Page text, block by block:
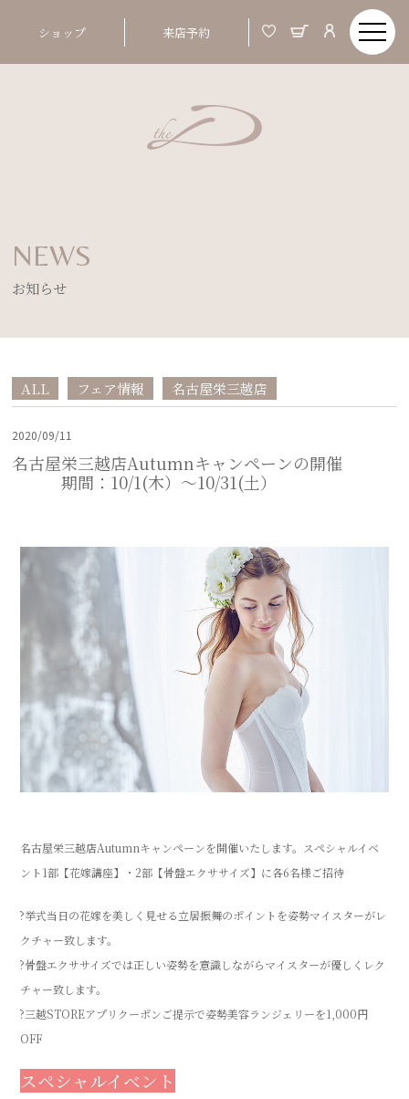
ショップ 来店予約
NEWS
お知らせ
ALL フェア情報 名古屋栄三越店
2020/09/11
名古屋栄三越店Autumnキャンペーンの開催
期間：10/1(木）～10/31(土）
名古屋栄三越店Autumnキャンペーンを開催いたします。スペシャルイベ
ント1部【花嫁講座】・2部【骨盤エクササイズ】に各6名様ご招待
?挙式当日の花嫁を美しく見せる立居振舞のポイントを姿勢マイスターがレ
クチャー致します。
?骨盤エクササイズでは正しい姿勢を意識しながらマイスターが優しくレク
チャー致します。
?三越STOREアプリクーポンご提示で姿勢美容ランジェリーを1,000円
OFF
スペシャルイベント